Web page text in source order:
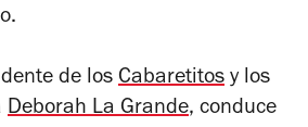
de los Cabaretitos y los
Deborah La Grande, conduce